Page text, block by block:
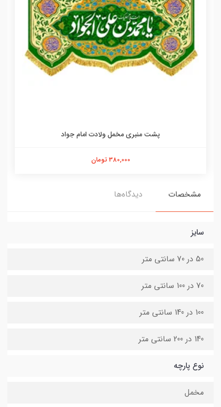
پشت منبری مخمل ولادت امام جواد
380,000 تومان
مشخصات دیدگاه‌ها
سایز
50 در 70 سانتی متر
70 در 100 سانتی متر
100 در 140 سانتی متر
140 در 200 سانتی متر
نوع پارچه
مخمل